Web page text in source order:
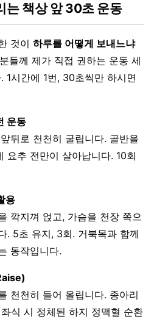
는 책상 앞 30초 운동
것이 하루를 어떻게 보내느냐
들께 제가 직접 권하는 운동 세
1시간에 1번, 30초씩만 하시면
운동
뒤로 천천히 굴립니다. 골반을
요추 전만이 살아납니다. 10회
용
깍지껴 얹고, 가슴을 천장 쪽으
. 5초 유지, 3회. 거북목과 함께
동작입니다.
천천히 들어 올립니다. 종아리
식 시 정체된 하지 정맥혈 순환